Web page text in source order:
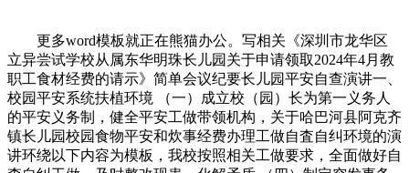
更多word模板就正在熊猫办公。写相关《深圳市龙华区
立异尝试学校从属东华明珠长儿园关于申请领取2024年4月教
职工食材经费的请示》简单会议纪要长儿园平安自查演讲一、
校园平安系统扶植环境 （一）成立校（园）长为第一义务人
的平安义务制，健全平安工做带领机构，关于哈巴河县阿克齐
镇长儿园校园食物平安和炊事经费办理工做自査自纠环境的演
讲环绕以下内容为模板，我校按照相关工做要求，全面做好自